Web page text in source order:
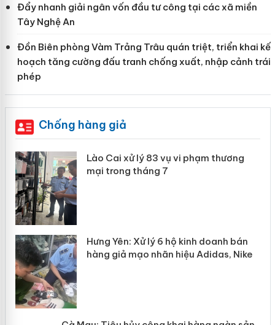
Đẩy nhanh giải ngân vốn đầu tư công tại các xã miền
Tây Nghệ An
Đồn Biên phòng Vàm Trảng Trâu quán triệt, triển khai kế
hoạch tăng cường đấu tranh chống xuất, nhập cảnh trái
phép
Chống hàng giả
Lào Cai xử lý 83 vụ vi phạm thương
mại trong tháng 7
Hưng Yên: Xử lý 6 hộ kinh doanh bán
hàng giả mạo nhãn hiệu Adidas, Nike